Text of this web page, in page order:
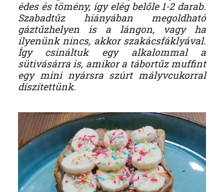
édes és tömény, így elég belőle 1-2 darab.
Szabadtűz hiányában megoldható
gáztűzhelyen is a lángon, vagy ha
ilyenünk nincs, akkor szakácsfáklyával.
Így csináltuk egy alkalommal a
sütivásárra is, amikor a tábortűz muffint
egy mini nyársra szúrt mályvcukorral
díszítettünk.